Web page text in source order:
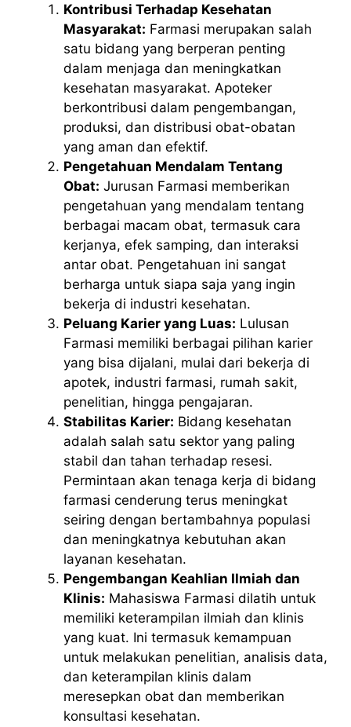
Kontribusi Terhadap Kesehatan
Masyarakat: Farmasi merupakan salah
satu bidang yang berperan penting
dalam menjaga dan meningkatkan
kesehatan masyarakat. Apoteker
berkontribusi dalam pengembangan,
produksi, dan distribusi obat-obatan
yang aman dan efektif.
Pengetahuan Mendalam Tentang
Obat: Jurusan Farmasi memberikan
pengetahuan yang mendalam tentang
berbagai macam obat, termasuk cara
kerjanya, efek samping, dan interaksi
antar obat. Pengetahuan ini sangat
berharga untuk siapa saja yang ingin
bekerja di industri kesehatan.
Peluang Karier yang Luas: Lulusan
Farmasi memiliki berbagai pilihan karier
yang bisa dijalani, mulai dari bekerja di
apotek, industri farmasi, rumah sakit,
penelitian, hingga pengajaran.
Stabilitas Karier: Bidang kesehatan
adalah salah satu sektor yang paling
stabil dan tahan terhadap resesi.
Permintaan akan tenaga kerja di bidang
farmasi cenderung terus meningkat
seiring dengan bertambahnya populasi
dan meningkatnya kebutuhan akan
layanan kesehatan.
Pengembangan Keahlian Ilmiah dan
Klinis: Mahasiswa Farmasi dilatih untuk
memiliki keterampilan ilmiah dan klinis
yang kuat. Ini termasuk kemampuan
untuk melakukan penelitian, analisis data,
dan keterampilan klinis dalam
meresepkan obat dan memberikan
konsultasi kesehatan.